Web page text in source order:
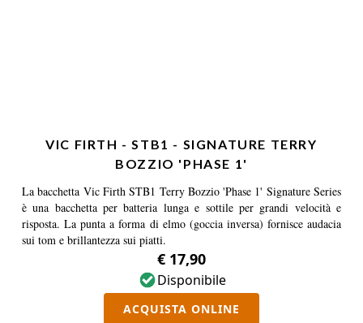
VIC FIRTH - STB1 - SIGNATURE TERRY
BOZZIO 'PHASE 1'
La bacchetta Vic Firth STB1 Terry Bozzio 'Phase 1' Signature Series
è una bacchetta per batteria lunga e sottile per grandi velocità e
risposta. La punta a forma di elmo (goccia inversa) fornisce audacia
sui tom e brillantezza sui piatti.
€ 17,90
Disponibile
ACQUISTA ONLINE